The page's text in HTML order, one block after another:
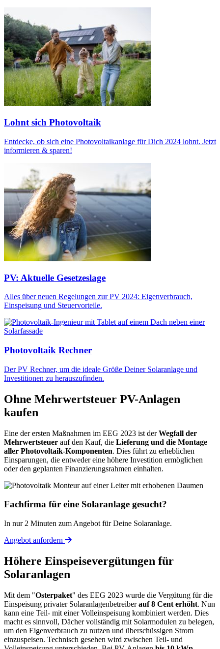
Lohnt sich Photovoltaik
Entdecke, ob sich eine Photovoltaikanlage für Dich 2024 lohnt. Jetzt
informieren & sparen!
PV: Aktuelle Gesetzeslage
Alles über neuen Regelungen zur PV 2024: Eigenverbrauch,
Einspeisung und Steuervorteile.
Photovoltaik Rechner
Der PV Rechner, um die ideale Größe Deiner Solaranlage und
Investitionen zu herauszufinden.
Ohne Mehrwertsteuer PV-Anlagen
kaufen
Eine der ersten Maßnahmen im EEG 2023 ist derWegfall der
Mehrwertsteuer auf den Kauf, die Lieferung und die Montage
aller Photovoltaik-Komponenten. Dies führt zu erheblichen
Einsparungen, die entweder eine höhere Investition ermöglichen
oder den geplanten Finanzierungsrahmen einhalten.
Fachfirma für eine Solaranlage gesucht?
In nur 2 Minuten zum Angebot für Deine Solaranlage.
Angebot anfordern
Höhere Einspeisevergütungen für
Solaranlagen
Mit dem "Osterpaket" des EEG 2023 wurde die Vergütung für die
Einspeisung privater Solaranlagenbetreiberauf 8 Cent erhöht. Nun
kann eine Teil- mit einer Volleinspeisung kombiniert werden. Dies
macht es sinnvoll, Dächer vollständig mit Solarmodulen zu belegen,
um den Eigenverbrauch zu nutzen und überschüssigen Strom
einzuspeisen. Technisch gesehen wird zwischen Teil- und